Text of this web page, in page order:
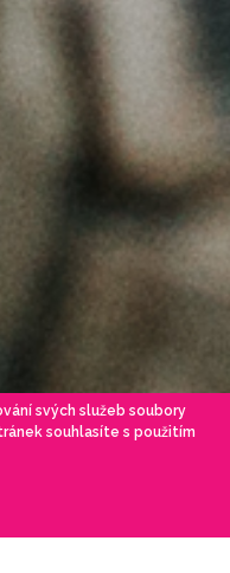
svých služeb soubory
souhlasíte s použitím